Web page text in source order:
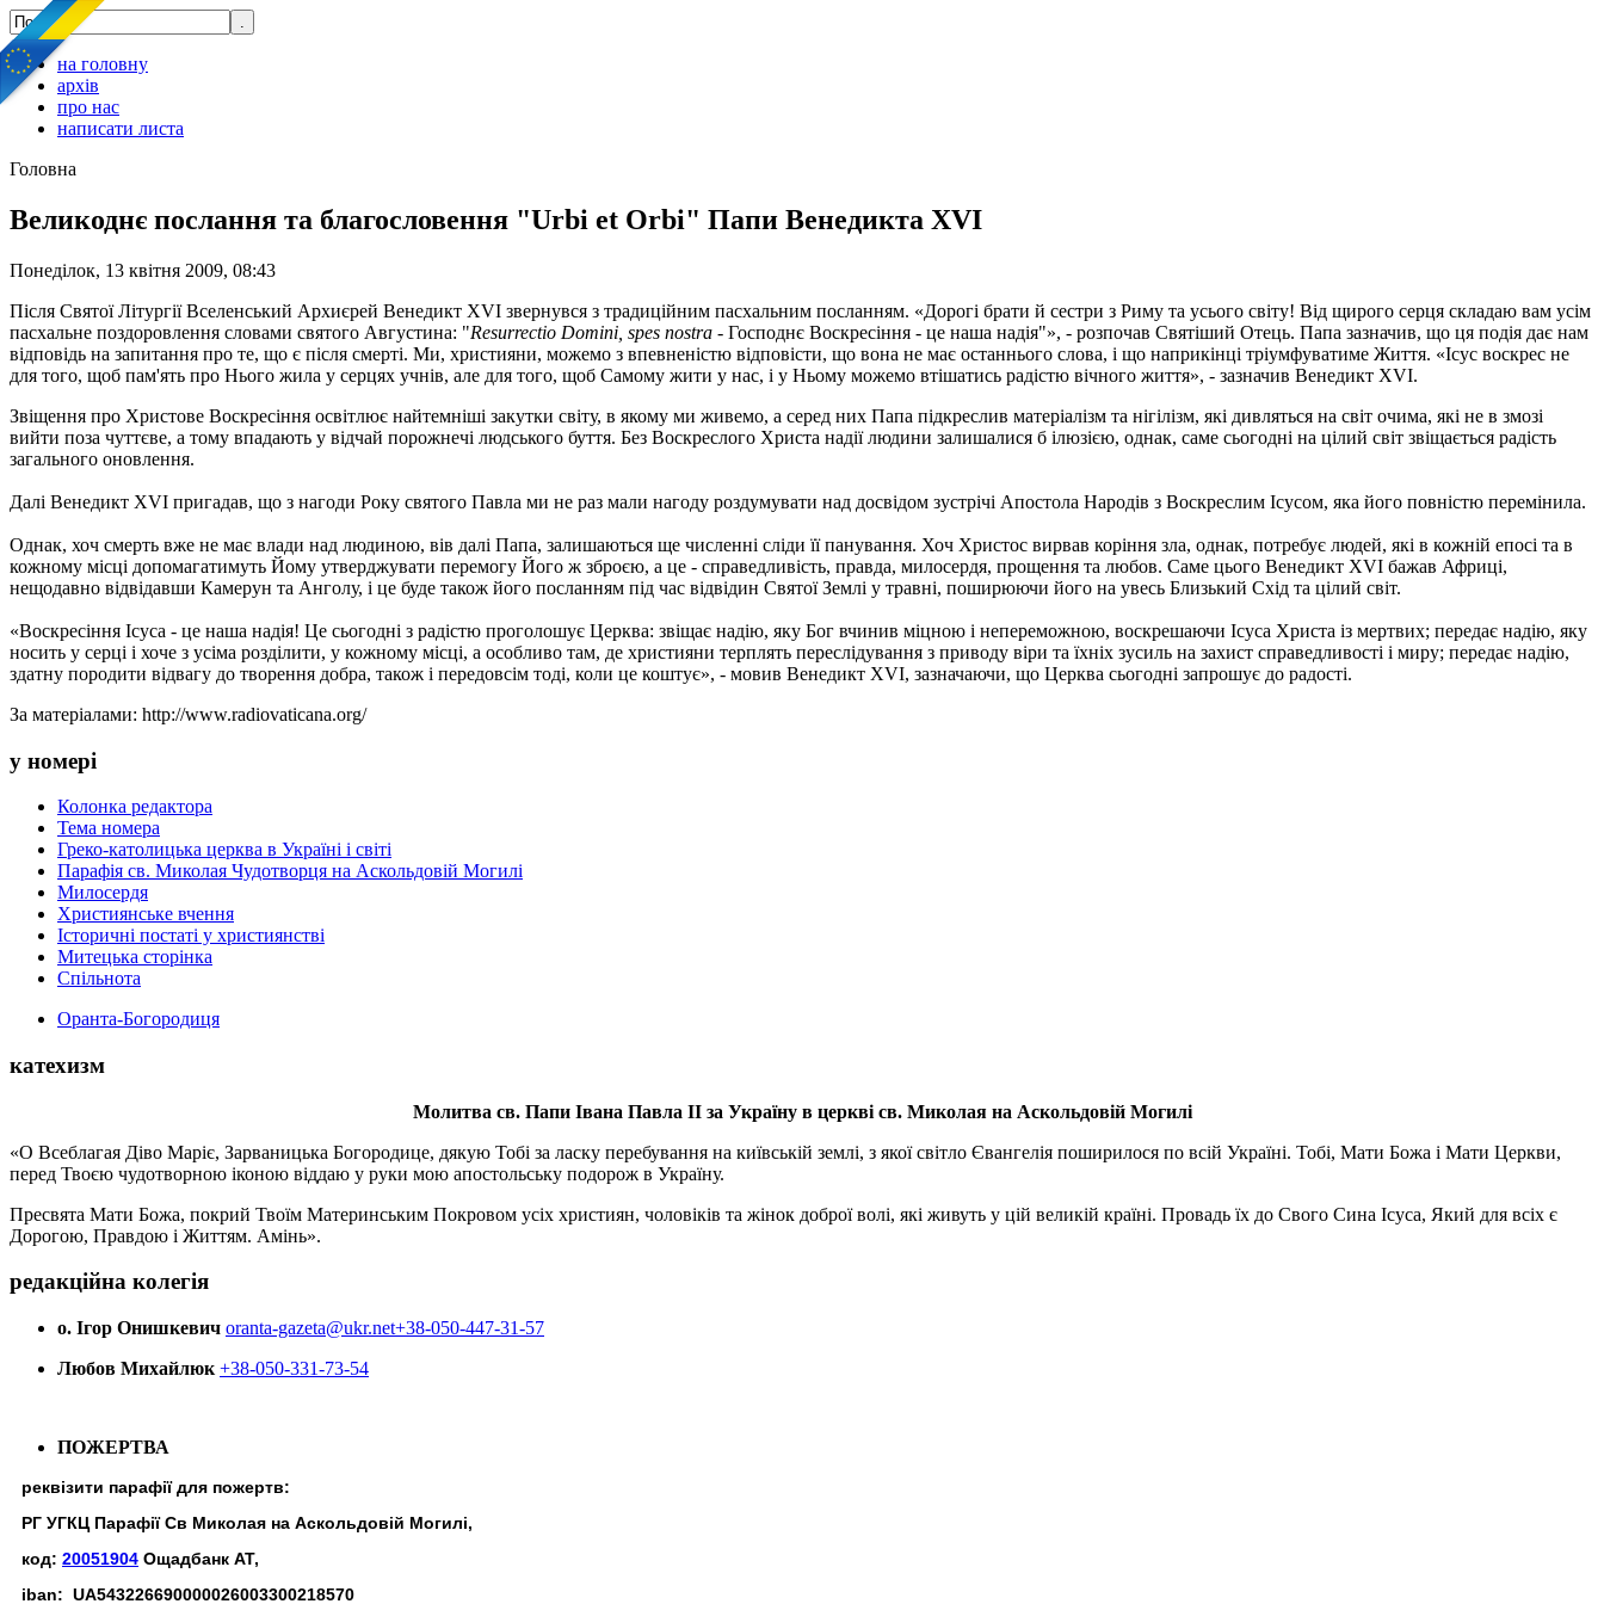
на головну
архів
про нас
написати листа
Головна
Великоднє послання та благословення "Urbi et Orbi" Папи Венедикта XVI
Понеділок, 13 квітня 2009, 08:43
Після Святої Літургії Вселенський Архиєрей Венедикт XVI звернувся з традиційним пасхальним посланням. «Дорогі брати й сестри з Риму та усього світу! Від щирого серця складаю вам усім
пасхальне поздоровлення словами святого Августина: "Resurrectio Domini, spes nostra - Господнє Воскресіння - це наша надія"», - розпочав Святіший Отець. Папа зазначив, що ця подія дає нам
відповідь на запитання про те, що є після смерті. Ми, християни, можемо з впевненістю відповісти, що вона не має останнього слова, і що наприкінці тріумфуватиме Життя. «Ісус воскрес не
для того, щоб пам'ять про Нього жила у серцях учнів, але для того, щоб Самому жити у нас, і у Ньому можемо втішатись радістю вічного життя», - зазначив Венедикт XVI.
Звіщення про Христове Воскресіння освітлює найтемніші закутки світу, в якому ми живемо, а серед них Папа підкреслив матеріалізм та нігілізм, які дивляться на світ очима, які не в змозі
вийти поза чуттєве, а тому впадають у відчай порожнечі людського буття. Без Воскреслого Христа надії людини залишалися б ілюзією, однак, саме сьогодні на цілий світ звіщається радість
загального оновлення.
Далі Венедикт XVI пригадав, що з нагоди Року святого Павла ми не раз мали нагоду роздумувати над досвідом зустрічі Апостола Народів з Воскреслим Ісусом, яка його повністю перемінила.
Однак, хоч смерть вже не має влади над людиною, вів далі Папа, залишаються ще численні сліди її панування. Хоч Христос вирвав коріння зла, однак, потребує людей, які в кожній епосі та в
кожному місці допомагатимуть Йому утверджувати перемогу Його ж зброєю, а це - справедливість, правда, милосердя, прощення та любов. Саме цього Венедикт XVI бажав Африці,
нещодавно відвідавши Камерун та Анголу, і це буде також його посланням під час відвідин Святої Землі у травні, поширюючи його на увесь Близький Схід та цілий світ.
«Воскресіння Ісуса - це наша надія! Це сьогодні з радістю проголошує Церква: звіщає надію, яку Бог вчинив міцною і непереможною, воскрешаючи Ісуса Христа із мертвих; передає надію, яку
носить у серці і хоче з усіма розділити, у кожному місці, а особливо там, де християни терплять переслідування з приводу віри та їхніх зусиль на захист справедливості і миру; передає надію,
здатну породити відвагу до творення добра, також і передовсім тоді, коли це коштує», - мовив Венедикт XVI, зазначаючи, що Церква сьогодні запрошує до радості.
За матеріалами: http://www.radiovaticana.org/
у номері
Колонка редактора
Тема номера
Греко-католицька церква в Україні і світі
Парафія св. Миколая Чудотворця на Аскольдовій Могилі
Милосердя
Християнське вчення
Історичні постаті у християнстві
Митецька сторінка
Спільнота
Оранта-Богородиця
катехизм
Молитва св. Папи Івана Павла ІІ за Україну в церкві св. Миколая на Аскольдовій Могилі
«О Всеблагая Діво Маріє, Зарваницька Богородице, дякую Тобі за ласку перебування на київській землі, з якої світло Євангелія поширилося по всій Україні. Тобі, Мати Божа і Мати Церкви,
перед Твоєю чудотворною іконою віддаю у руки мою апостольську подорож в Україну.
Пресвята Мати Божа, покрий Твоїм Материнським Покровом усіх християн, чоловіків та жінок доброї волі, які живуть у цій великій країні. Провадь їх до Свого Сина Ісуса, Який для всіх є
Дорогою, Правдою і Життям. Амінь».
редакційна колегія
о. Ігор Онишкевич oranta-gazeta@ukr.net+38-050-447-31-57
Любов Михайлюк +38-050-331-73-54
ПОЖЕРТВА
реквізити парафії для пожертв:
РГ УГКЦ Парафії Св Миколая на Аскольдовій Могилі,
код: 20051904 Ощадбанк АТ,
iban: UA543226690000026003300218570